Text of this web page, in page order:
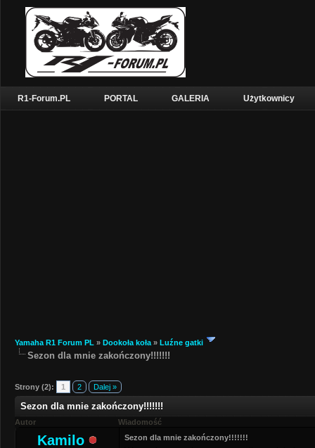
R1-Forum.PL PORTAL GALERIA Użytkownicy
Yamaha R1 Forum PL » Dookoła koła » Luźne gatki
Sezon dla mnie zakończony!!!!!!!
Strony (2): 1 2 Dalej »
Sezon dla mnie zakończony!!!!!!!
Autor Wiadomość
Kamilo Sezon dla mnie zakończony!!!!!!!